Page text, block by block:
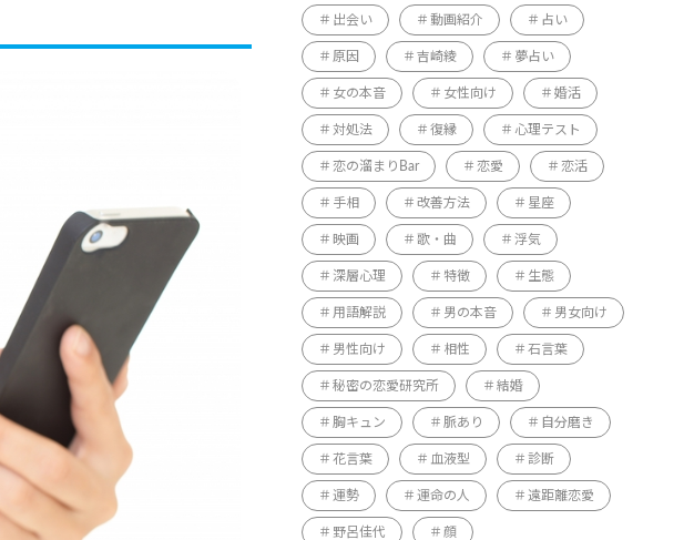
出会い 動画紹介 占い
原因 吉崎綾 夢占い
女の本音 女性向け 婚活
対処法 復縁 心理テスト
恋の溜まりBar 恋愛 恋活
手相 改善方法 星座
映画 歌・曲 浮気
深層心理 特徴 生態
用語解説 男の本音 男女向け
男性向け 相性 石言葉
秘密の恋愛研究所 結婚
胸キュン 脈あり 自分磨き
花言葉 血液型 診断
運勢 運命の人 遠距離恋愛
野呂佳代 顔